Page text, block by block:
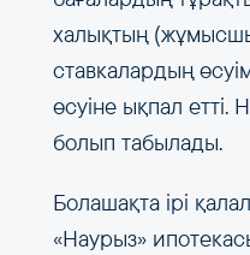
халықтың
ставкалардың
өсуіне ықпал етті.
болып табылады.
Болашақта ірі
«Наурыз»